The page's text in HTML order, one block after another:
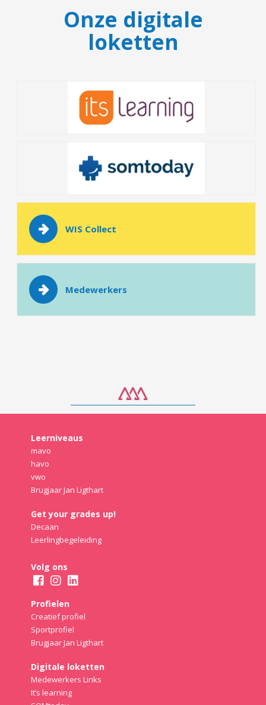
Onze digitale
loketten
WIS Collect
Medewerkers
Leerniveaus
mavo
havo
vwo
Brugjaar Jan Ligthart
Get your grades up!
Decaan
Leerlingbegeleiding
Volg ons
Profielen
Creatief profiel
Sportprofiel
Brugjaar Jan Ligthart
Digitale loketten
Medewerkers Links
It’s learning